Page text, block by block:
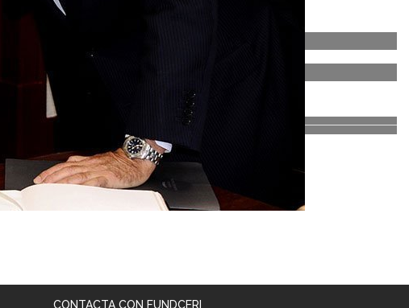
20/03/2019)
CONTACTA CON FUNDCERI